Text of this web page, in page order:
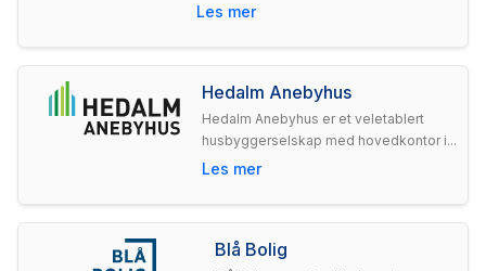
Les mer
Hedalm Anebyhus
Hedalm Anebyhus er et veletablert
husbyggerselskap med hovedkontor i...
Les mer
Blå Bolig